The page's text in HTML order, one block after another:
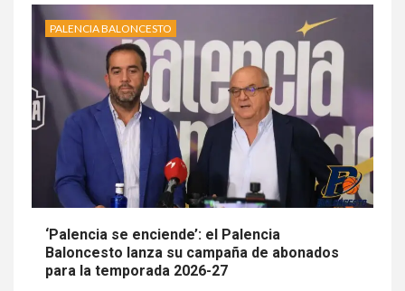
PALENCIA BALONCESTO
‘Palencia se enciende’: el Palencia
Baloncesto lanza su campaña de abonados
para la temporada 2026-27